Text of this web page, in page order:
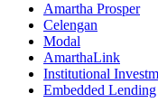
Amartha Prosper
Celengan
Modal
AmarthaLink
Institutional
Embedded Lending